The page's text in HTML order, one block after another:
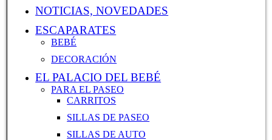
NOTICIAS, NOVEDADES
ESCAPARATES
BEBÉ
DECORACIÓN
EL PALACIO DEL BEBÉ
PARA EL PASEO
CARRITOS
SILLAS DE PASEO
SILLAS DE AUTO